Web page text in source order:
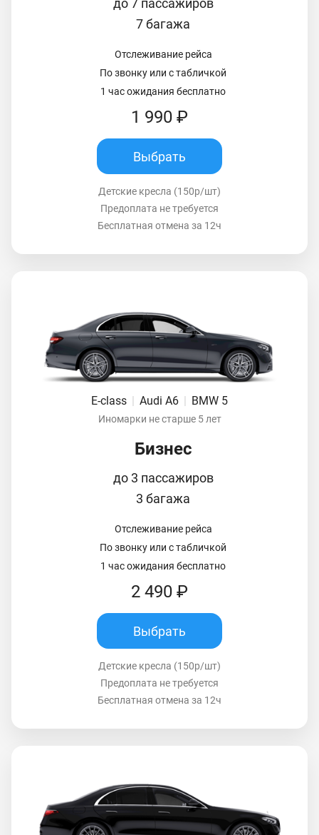
до 7 пассажиров
7 багажа
Отслеживание рейса
По звонку или с табличкой
1 час ожидания бесплатно
1 990 ₽
Выбрать
Детские кресла (150р/шт)
Предоплата не требуется
Бесплатная отмена за 12ч
E-class | Audi A6 | BMW 5
Иномарки не старше 5 лет
Бизнес
до 3 пассажиров
3 багажа
Отслеживание рейса
По звонку или с табличкой
1 час ожидания бесплатно
2 490 ₽
Выбрать
Детские кресла (150р/шт)
Предоплата не требуется
Бесплатная отмена за 12ч